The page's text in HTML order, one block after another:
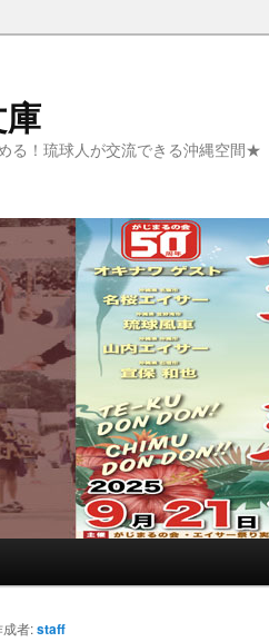
る！琉球人が交流できる沖縄空間★
動
成者:staff